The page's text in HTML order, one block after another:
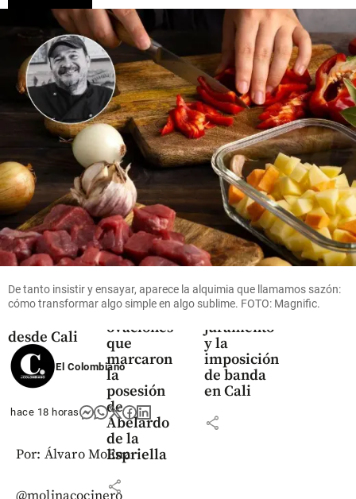
Videos
Posesión
de Abelardo
de la
desde Cali
share
Colombia
Miguel
Uribe,
Javier
Álvaro
Uribe: las
ovaciones
que
marcaron
la
posesión
de
Abelardo
de la
Espriella
share
Colombia
Comienza
la
presidencia
de De la
Espriella:
así fue el
juramento
y la
imposición
de banda
en Cali
share
De tanto insistir y ensayar, aparece la alquimia que llamamos sazón:
cómo transformar algo simple en algo sublime. FOTO: Magnific.
El Colombiano
hace 18 horas
Por: Álvaro Molina